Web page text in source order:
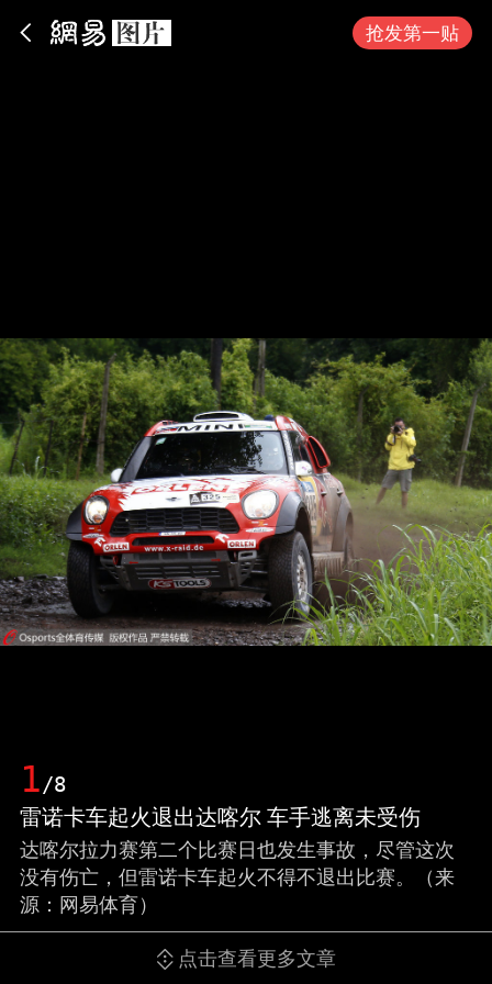
抢发第一贴
1/8
雷诺卡车起火退出达喀尔 车手逃离未受伤
达喀尔拉力赛第二个比赛日也发生事故，尽管这次
没有伤亡，但雷诺卡车起火不得不退出比赛。（来
源：网易体育）
点击查看更多文章